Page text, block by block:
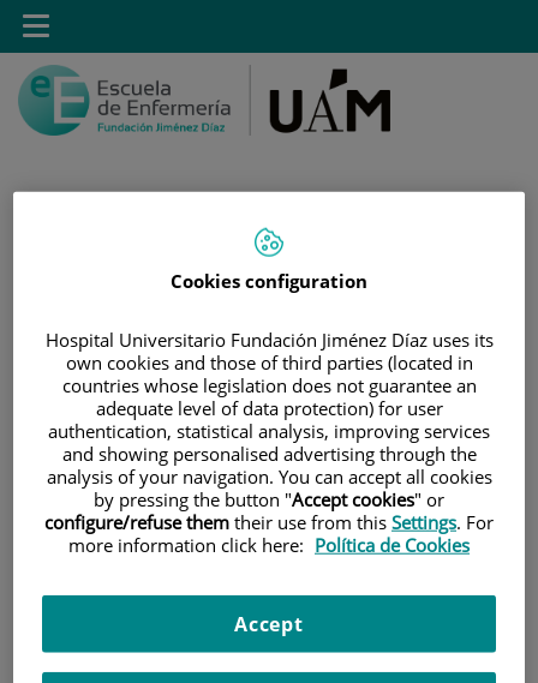
Saltar al contenido
Toggle
navigation
INICIO|SISTEMA DE GARANTÍA DE CALIDAD
SEGUIMIENTO INTERNO
|INFORMES OBJETIVOS DE MEJORA
Informes objetivos de
mejora
Informe de objetivos de mejora 2022-23
(131.2
Cookies configuration
Hospital Universitario Fundación Jiménez Díaz uses its
own cookies and those of third parties (located in
countries whose legislation does not guarantee an
adequate level of data protection) for user
authentication, statistical analysis, improving services
and showing personalised advertising through the
analysis of your navigation. You can accept all cookies
by pressing the button "Accept cookies" or
configure/refuse them their use from this Settings. For
more information click here: Política de Cookies
Accept